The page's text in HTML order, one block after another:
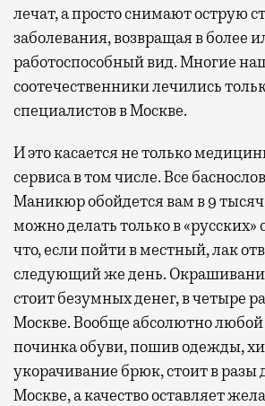
лечат, а просто снимают острую
заболевания, возвращая в более
работоспособный вид. Многие
соотечественники лечились
специалистов в Москве.
И это касается не только
сервиса в том числе. Все
Маникюр обойдется вам в 9 тысяч
можно делать только в «русских»
что, если пойти в местный, лак
следующий же день.
стоит безумных денег, в четыре
Москве. Вообще абсолютно любой
починка обуви, пошив одежды,
укорачивание брюк, стоит в разы
Москве, а качество оставляет